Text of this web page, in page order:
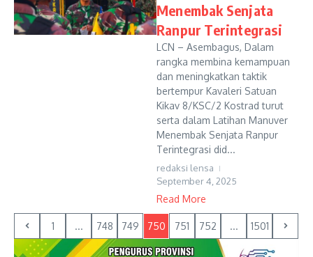
Menembak Senjata
Ranpur Terintegrasi
LCN – Asembagus, Dalam
rangka membina kemampuan
dan meningkatkan taktik
bertempur Kavaleri Satuan
Kikav 8/KSC/2 Kostrad turut
serta dalam Latihan Manuver
Menembak Senjata Ranpur
Terintegrasi did...
redaksi lensa
September 4, 2025
Read More
1 ... 748 749 750 751 752 ... 1501